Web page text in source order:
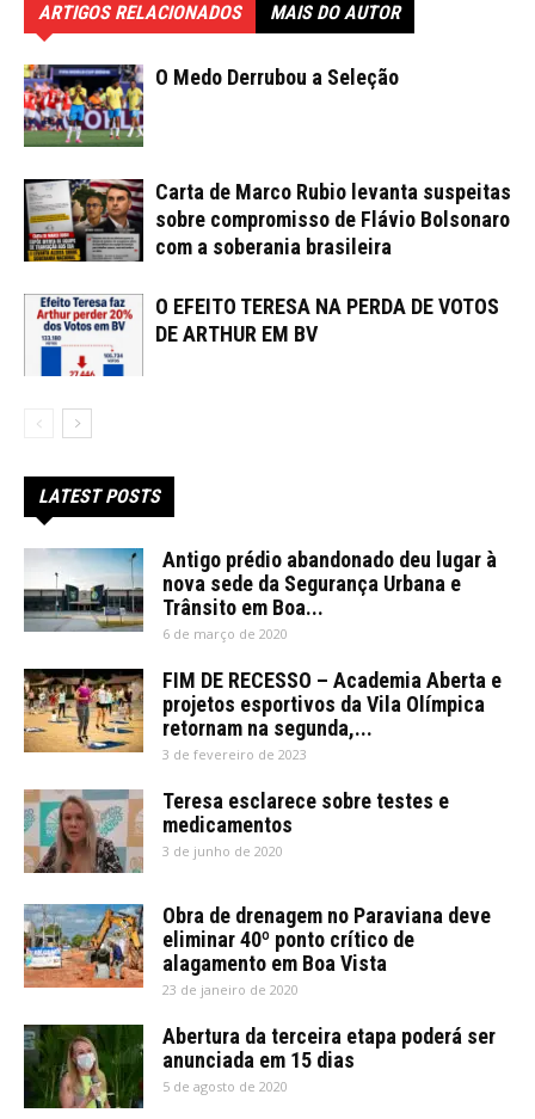
ARTIGOS RELACIONADOS MAIS DO AUTOR
O Medo Derrubou a Seleção
Carta de Marco Rubio levanta suspeitas
sobre compromisso de Flávio Bolsonaro
com a soberania brasileira
O EFEITO TERESA NA PERDA DE VOTOS
DE ARTHUR EM BV
LATEST POSTS
Antigo prédio abandonado deu lugar à
nova sede da Segurança Urbana e
Trânsito em Boa...
6 de março de 2020
FIM DE RECESSO – Academia Aberta e
projetos esportivos da Vila Olímpica
retornam na segunda,...
3 de fevereiro de 2023
Teresa esclarece sobre testes e
medicamentos
3 de junho de 2020
Obra de drenagem no Paraviana deve
eliminar 40º ponto crítico de
alagamento em Boa Vista
23 de janeiro de 2020
Abertura da terceira etapa poderá ser
anunciada em 15 dias
5 de agosto de 2020